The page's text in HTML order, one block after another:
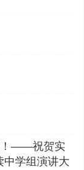
！——祝贺实
中学组演讲大